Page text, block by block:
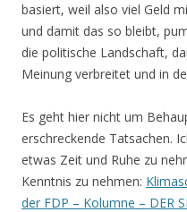
basiert, weil also viel Geld
und damit das so bleibt,
die politische Landschaft,
Meinung verbreitet und in
Es geht hier nicht um
erschreckende Tatsachen.
etwas Zeit und Ruhe zu
Kenntnis zu nehmen:
der FDP – Kolumne – DER